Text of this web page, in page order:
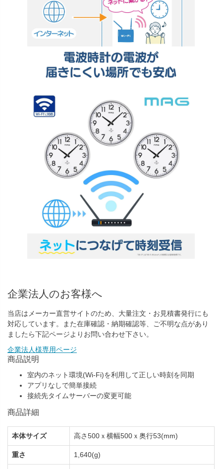
企業法人のお客様へ
当店はメーカー直営サイトのため、大量注文・お見積書発行にも
対応しています。また在庫確認・納期確認等、ご不明な点があり
ましたら下記ページよりお問い合わせ下さい。
企業法人様専用ページ
商品説明
室内のネット環境(Wi-Fi)を利用して正しい時刻を同期
アプリなしで簡単接続
接続先タイムサーバーの変更可能
商品詳細
本体サイズ 高さ500ｘ横幅500ｘ奥行53(mm)
重さ 1,640(g)